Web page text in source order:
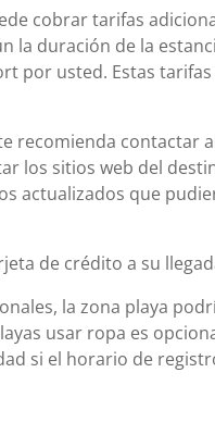
cobrar tarifas
la duración de la
por usted. Estas
recomienda contactar
los sitios web del
actualizados que
de crédito a su
la zona playa
usar ropa es
si el horario de